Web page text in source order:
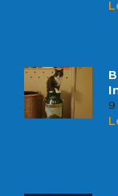
9